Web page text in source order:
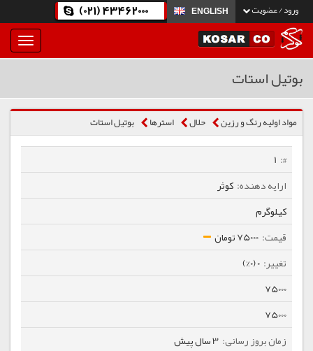
ورود / عضویت ENGLISH
(021) 43462000
بار
و
بوتیل استات
مواد اولیه رنگ و رزین حلال استرها بوتیل استات
1
کوثر
کیلوگرم
75000 تومان
0 (0%)
75000
75000
3 سال پیش